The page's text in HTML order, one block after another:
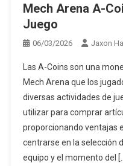
Mech Arena A-
Juego
06/03/2026 Jaxon
Las A-Coins son una
Mech Arena que los
diversas actividades de
utilizar para comprar
proporcionando ventajas
centrarse en la selección
equipo y el momento del […]